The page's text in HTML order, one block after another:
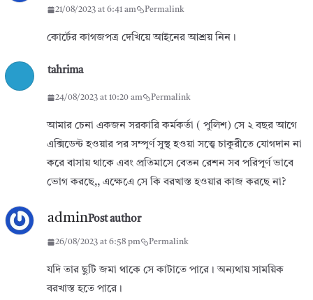
21/08/2023 at 6:41 am Permalink
কোর্টের কাগজপত্র দেখিয়ে আইনের আশ্রয় নিন।
tahrima
24/08/2023 at 10:20 am Permalink
আমার চেনা একজন সরকারি কর্মকর্তা ( পুলিশ) সে ২ বছর আগে
এক্সিডেন্ট হওয়ার পর সম্পূর্ণ সুস্থ হওয়া সত্ত্বে চাকুরীতে যোগদান না
করে বাসায় থাকে এবং প্রতিমাসে বেতন রেশন সব পরিপূর্ণ ভাবে
ভোগ করছে,, এক্ষেএে সে কি বরখাস্ত হওয়ার কাজ করছে না?
adminPost author
26/08/2023 at 6:58 pm Permalink
যদি তার ছুটি জমা থাকে সে কাটাতে পারে। অন্যথায় সাময়িক
বরখাস্ত হতে পারে।